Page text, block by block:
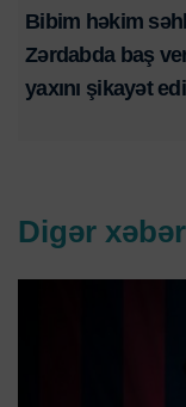
Bibim həkim
Zərdabda baş
yaxını şikayət
Digər